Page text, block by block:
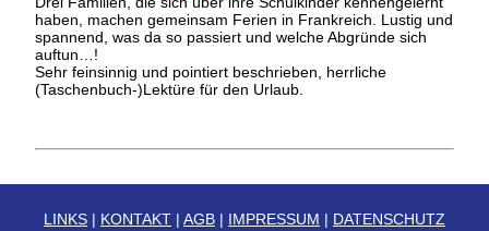
haben, machen gemeinsam Ferien in Frankreich. Lustig und
spannend, was da so passiert und welche Abgründe sich
auftun…!
Sehr feinsinnig und pointiert beschrieben, herrliche
(Taschenbuch-)Lektüre für den Urlaub.
LINKS | KONTAKT | AGB | IMPRESSUM | DATENSCHUTZ